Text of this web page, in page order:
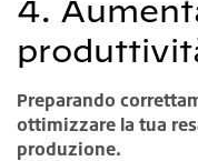
4.
Preparando
ottimizzare la tua
produzione.